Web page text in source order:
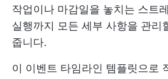
작업이나 마감일을 놓치는 스트
실행까지 모든 세부 사항을 관리
줍니다.
이 이벤트 타임라인 템플릿으로